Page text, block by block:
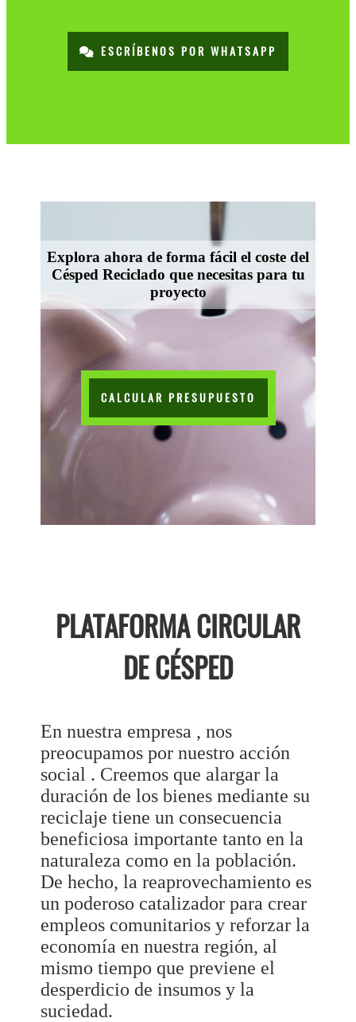
ESCRÍBENOS POR WHATSAPP
Explora ahora de forma fácil el coste del
Césped Reciclado que necesitas para tu
proyecto
CALCULAR PRESUPUESTO
PLATAFORMA CIRCULAR
DE CÉSPED
En nuestra empresa , nos
preocupamos por nuestro acción
social . Creemos que alargar la
duración de los bienes mediante su
reciclaje tiene un consecuencia
beneficiosa importante tanto en la
naturaleza como en la población.
De hecho, la reaprovechamiento es
un poderoso catalizador para crear
empleos comunitarios y reforzar la
economía en nuestra región, al
mismo tiempo que previene el
desperdicio de insumos y la
suciedad.